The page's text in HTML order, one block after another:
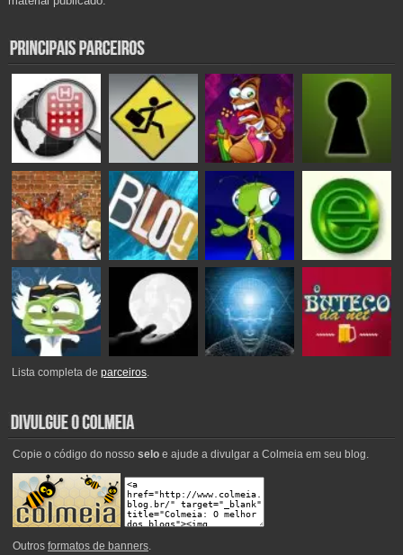
Lista completa deparceiros.
Copie o código do nosso seloe ajude a divulgar a Colmeia em seu blog.
Outros formatos de banners.